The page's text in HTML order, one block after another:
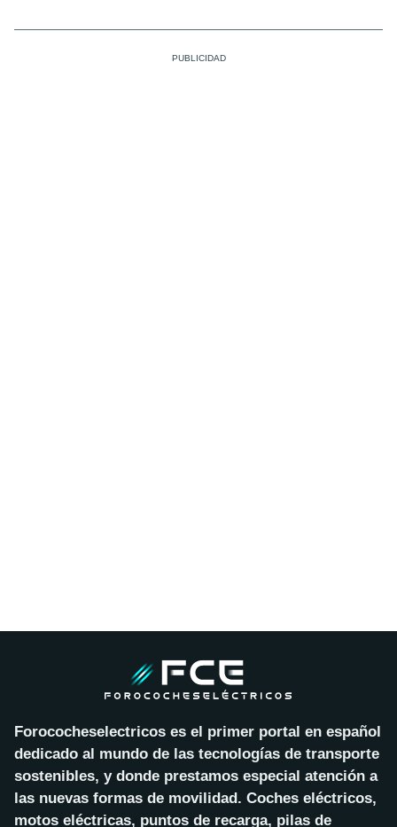
Forococheselectricos es el primer portal en español
dedicado al mundo de las tecnologías de transporte
sostenibles, y donde prestamos especial atención a
las nuevas formas de movilidad. Coches eléctricos,
motos eléctricas, puntos de recarga, pilas de